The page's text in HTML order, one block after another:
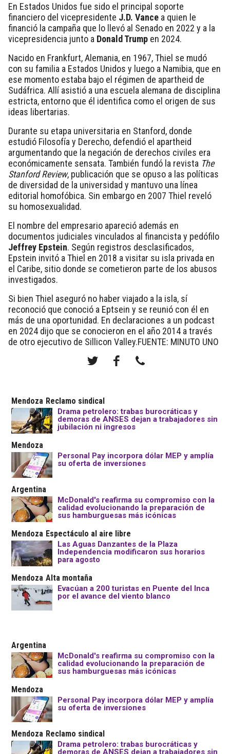
En Estados Unidos fue sido el principal soporte
financiero del vicepresidente J.D. Vance a quien le
financió la campaña que lo llevó al Senado en 2022 y a la
vicepresidencia junto a Donald Trump en 2024.
Nacido en Frankfurt, Alemania, en 1967, Thiel se mudó
con su familia a Estados Unidos y luego a Namibia, que en
ese momento estaba bajo el régimen de apartheid de
Sudáfrica. Allí asistió a una escuela alemana de disciplina
estricta, entorno que él identifica como el origen de sus
ideas libertarias.
Durante su etapa universitaria en Stanford, donde
estudió Filosofía y Derecho, defendió el apartheid
argumentando que la negación de derechos civiles era
económicamente sensata. También fundó la revista The
Stanford Review, publicación que se opuso a las políticas
de diversidad de la universidad y mantuvo una línea
editorial homofóbica. Sin embargo en 2007 Thiel reveló
su homosexualidad.
El nombre del empresario apareció además en
documentos judiciales vinculados al financista y pedófilo
Jeffrey Epstein. Según registros desclasificados,
Epstein invitó a Thiel en 2018 a visitar su isla privada en
el Caribe, sitio donde se cometieron parte de los abusos
investigados.
Si bien Thiel aseguró no haber viajado a la isla, sí
reconoció que conoció a Eptsein y se reunió con él en
más de una oportunidad. En declaraciones a un podcast
en 2024 dijo que se conocieron en el año 2014 a través
de otro ejecutivo de Sillicon Valley.FUENTE: MINUTO UNO
Mendoza Reclamo sindical
Drama petrolero: trabas burocráticas y
demoras de ANSES dejan a trabajadores sin
jubilación ni ingresos
Mendoza
Personal Pay incorpora dólar MEP y amplía
su oferta de inversiones
Argentina
McDonald's reafirma su compromiso con la
calidad evolucionando la preparación de
sus hamburguesas más icónicas
Mendoza Espectáculo al aire libre
Las Aguas Danzantes de la Plaza
Independencia modificaron sus horarios
para agosto
Mendoza Alta montaña
Evacúan a 200 turistas en Puente del Inca
por el avance del viento blanco
Argentina
McDonald's reafirma su compromiso con la
calidad evolucionando la preparación de
sus hamburguesas más icónicas
Mendoza
Personal Pay incorpora dólar MEP y amplía
su oferta de inversiones
Mendoza Reclamo sindical
Drama petrolero: trabas burocráticas y
demoras de ANSES dejan a trabajadores sin